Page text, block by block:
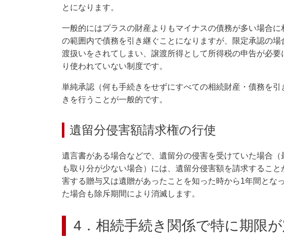
とになります。
一般的にはプラスの財産よりもマイナスの債務が多い場合
の範囲内で債務を引き継ぐことになりますが、限定承認の
渡扱いをされてしまい、譲渡所得として所得税の申告が必
り使われていない制度です。
単純承認（何も手続きをせずにすべての相続財産・債務を
きを行うことが一般的です。
遺留分侵害額請求権の行使
遺言書がある場合などで、遺留分の侵害を受けていた場合
も取り分が少ない場合）には、遺留分侵害額を請求するこ
害する贈与又は遺贈があったことを知った時から1年間とな
た場合も除斥期間により消滅します。
4．相続手続き関係で特に期限